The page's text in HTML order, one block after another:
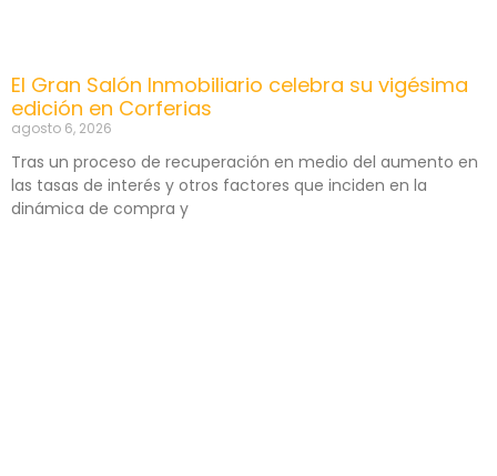
El Gran Salón Inmobiliario celebra su vigésima
edición en Corferias
agosto 6, 2026
Tras un proceso de recuperación en medio del aumento en
las tasas de interés y otros factores que inciden en la
dinámica de compra y